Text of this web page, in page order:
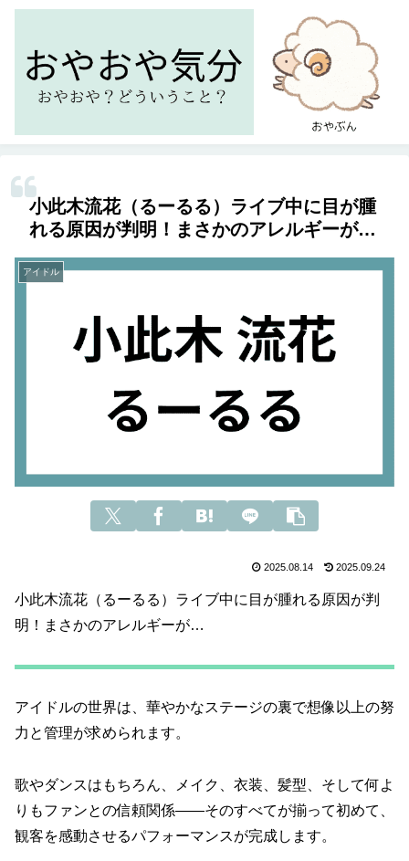
小此木流花（るーるる）ライブ中に目が腫
れる原因が判明！まさかのアレルギーが…
アイドル
2025.08.14 2025.09.24
小此木流花（るーるる）ライブ中に目が腫れる原因が判
明！まさかのアレルギーが…
アイドルの世界は、華やかなステージの裏で想像以上の努
力と管理が求められます。
歌やダンスはもちろん、メイク、衣装、髪型、そして何よ
りもファンとの信頼関係――そのすべてが揃って初めて、
観客を感動させるパフォーマンスが完成します。